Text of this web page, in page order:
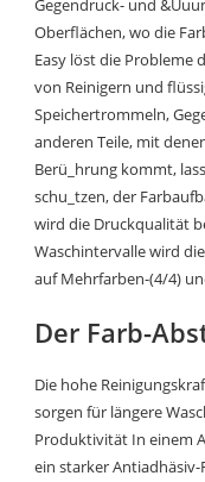
Gegendruck- und
Oberflächen, wo die
Easy löst die Probleme
von Reinigern und
Speichertrommeln,
anderen Teile, mit
Berü_hrung kommt,
schu_tzen, der
wird die Druckqualität
Waschintervalle wird
auf Mehrfarben-(4/4)
Der Farb-
Die hohe
sorgen für längere
Produktivität In einem
ein starker